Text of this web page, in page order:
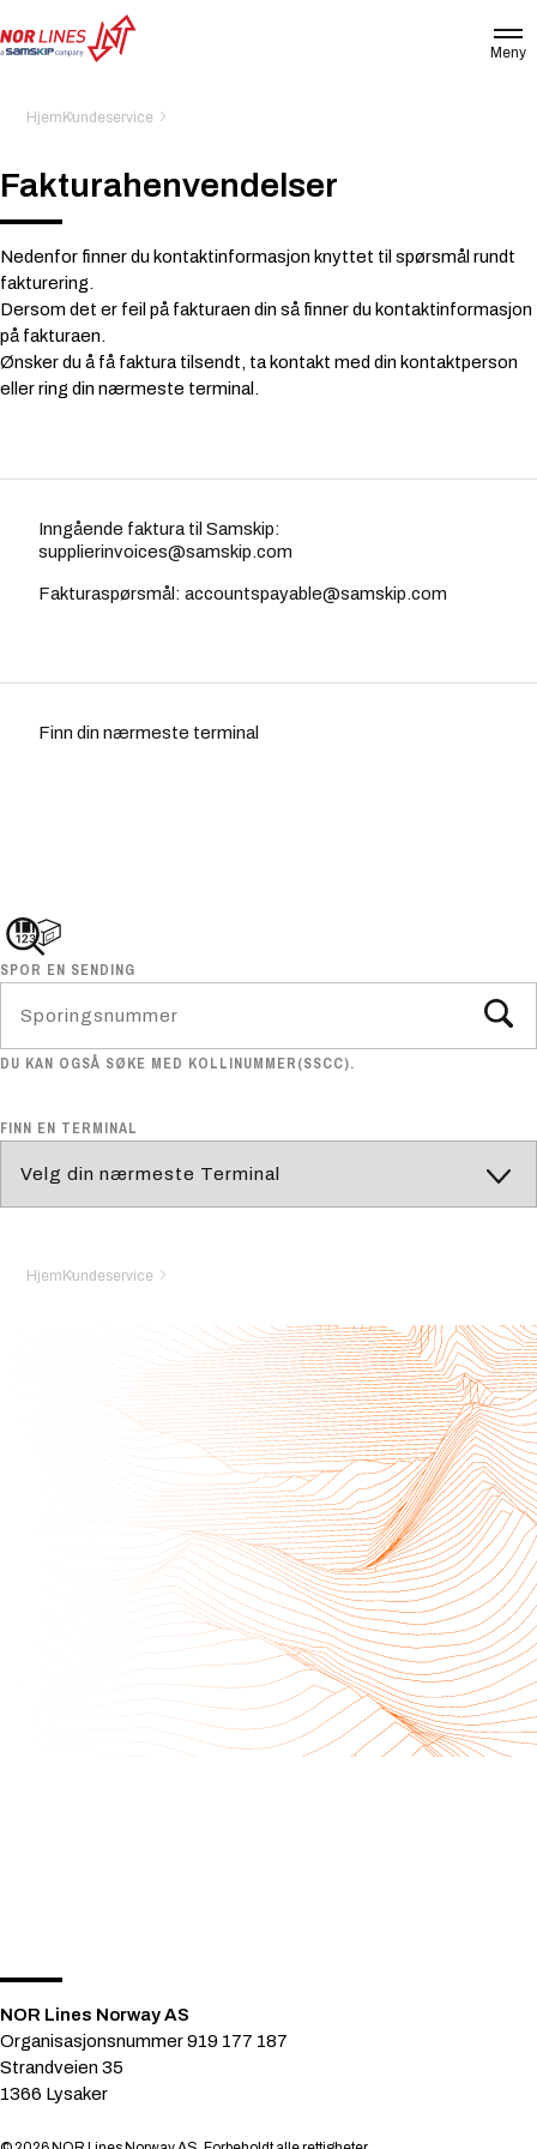
NORWAY
Meny
Hjem Kundeservice
Fakturahenvendelser
Nedenfor finner du kontaktinformasjon knyttet til spørsmål rundt
fakturering.
Dersom det er feil på fakturaen din så finner du kontaktinformasjon
på fakturaen.
Ønsker du å få faktura tilsendt, ta kontakt med din kontaktperson
eller ring din nærmeste terminal.
Inngående faktura til Samskip:
supplierinvoices@samskip.com
Fakturaspørsmål: accountspayable@samskip.com
Finn din nærmeste terminal
SPOR EN SENDING
DU KAN OGSÅ SØKE MED KOLLINUMMER(SSCC).
FINN EN TERMINAL
Hjem Kundeservice
NOR Lines Norway AS
Organisasjonsnummer 919 177 187
Strandveien 35
1366 Lysaker